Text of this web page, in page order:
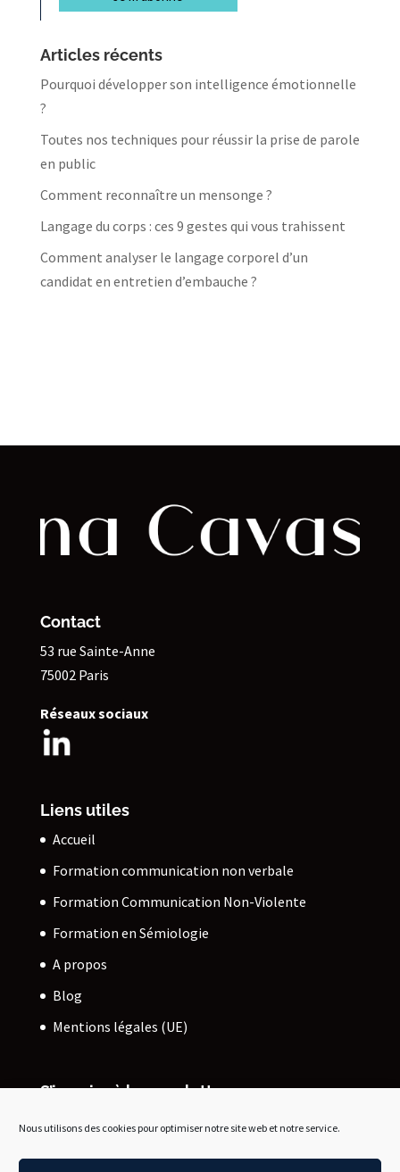
Nous utilisons des cookies pour optimiser notre site web et notre service.
Articles récents
Pourquoi développer son intelligence émotionnelle
?
Toutes nos techniques pour réussir la prise de parole
en public
Comment reconnaître un mensonge ?
Langage du corps : ces 9 gestes qui vous trahissent
Comment analyser le langage corporel d’un
candidat en entretien d’embauche ?
Contact
53 rue Sainte-Anne
75002 Paris
Réseaux sociaux
Liens utiles
Accueil
Formation communication non verbale
Formation Communication Non-Violente
Formation en Sémiologie
A propos
Blog
Mentions légales (UE)
S’inscrire à la newsletter
JE M’ABONNE